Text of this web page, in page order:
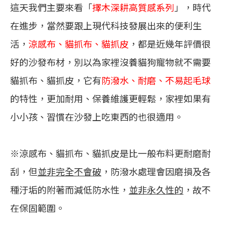
這天我們主要來看「擇木深耕高質感系列 」，時代
在進步，當然要跟上現代科技發展出來的便利生
活， 涼感布、貓抓布、貓抓皮 ，都是近幾年評價很
好的沙發布材，別以為家裡沒養貓狗寵物就不需要
貓抓布、貓抓皮，它有防潑水、耐磨、不易起毛球
的特性，更加耐用、保養維護更輕鬆，家裡如果有
小小孩、習慣在沙發上吃東西的也很適用。
※涼感布、貓抓布、貓抓皮是比一般布料更耐磨耐
刮，但並非完全不會破 ，防潑水處理會因磨損及各
種汙垢的附著而減低防水性， 並非永久性的 ，故不
在保固範圍。